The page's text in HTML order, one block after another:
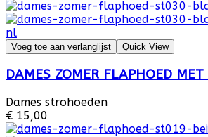
Voeg toe aan verlanglijst Quick View
DAMES ZOMER FLAPHOED
Dames strohoeden
€ 15,00